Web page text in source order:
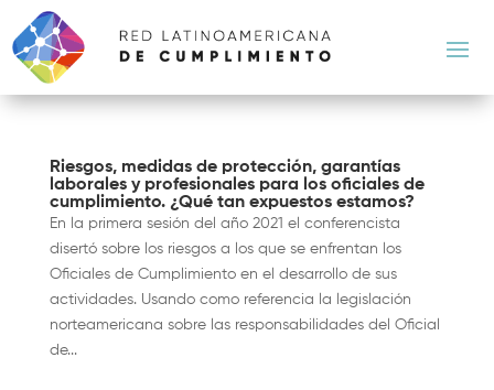
Riesgos, medidas de protección, garantías
laborales y profesionales para los oficiales de
cumplimiento. ¿Qué tan expuestos estamos?
En la primera sesión del año 2021 el conferencista
disertó sobre los riesgos a los que se enfrentan los
Oficiales de Cumplimiento en el desarrollo de sus
actividades. Usando como referencia la legislación
norteamericana sobre las responsabilidades del Oficial
de...